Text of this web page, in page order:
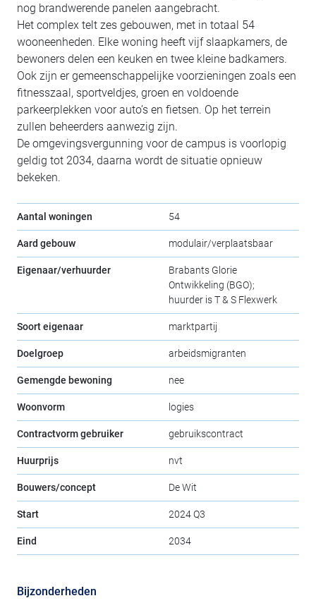
nog brandwerende panelen aangebracht.
Het complex telt zes gebouwen, met in totaal 54
wooneenheden. Elke woning heeft vijf slaapkamers, de
bewoners delen een keuken en twee kleine badkamers.
Ook zijn er gemeenschappelijke voorzieningen zoals een
fitnesszaal, sportveldjes, groen en voldoende
parkeerplekken voor auto’s en fietsen. Op het terrein
zullen beheerders aanwezig zijn.
De omgevingsvergunning voor de campus is voorlopig
geldig tot 2034, daarna wordt de situatie opnieuw
bekeken.
Aantal woningen 54
Aard gebouw modulair/verplaatsbaar
Eigenaar/verhuurder
Brabants Glorie
Ontwikkeling (BGO);
huurder is T & S Flexwerk
Soort eigenaar marktpartij
Doelgroep arbeidsmigranten
Gemengde bewoning nee
Woonvorm logies
Contractvorm gebruiker gebruikscontract
Huurprijs nvt
Bouwers/concept De Wit
Start 2024 Q3
Eind 2034
Bijzonderheden